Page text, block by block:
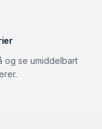
og se umiddelbart